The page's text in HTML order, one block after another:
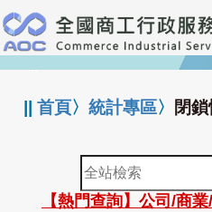
跳
到
主
要
:::
||首頁〉統計專區〉 閉
全
站
檢
【熱門查詢】公司/商